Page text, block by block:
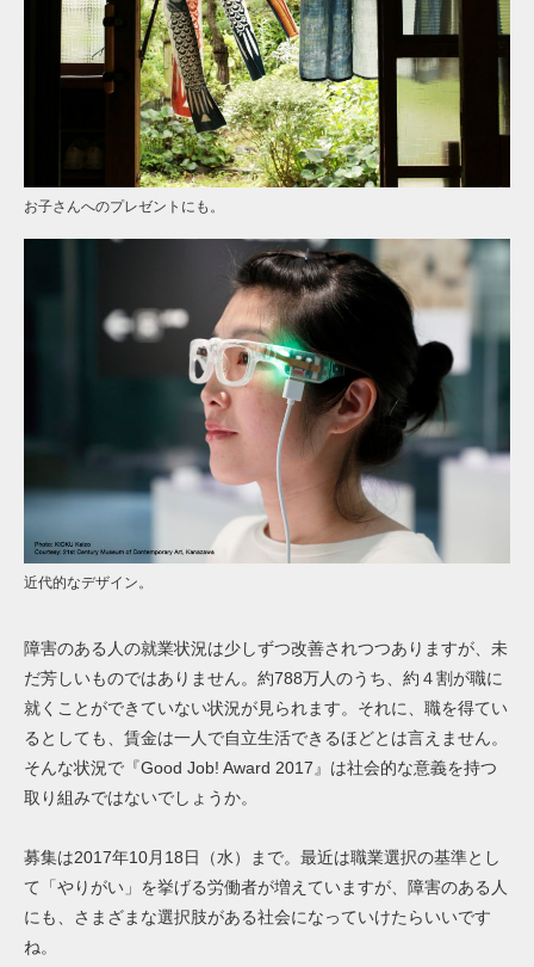
お子さんへのプレゼントにも。
近代的なデザイン。
障害のある人の就業状況は少しずつ改善されつつありますが、未
だ芳しいものではありません。 約788万人のうち、約４割が職に
就くことができていない状況が見られます。それに、職を得てい
るとしても、賃金は一人で自立生活できるほどとは言えません。
そんな状況で『Good Job! Award 2017 』は社会的な意義を持つ
取り組みではないでしょうか。
募集は2017年10月18日（水）まで。最近は職業選択の基準とし
て「やりがい」を挙げる労働者が増えていますが、障害のある人
にも、さまざまな選択肢がある社会になっていけたらいいです
ね。